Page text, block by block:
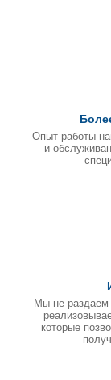
Опыт работы
и
Мы не раздаем
которые